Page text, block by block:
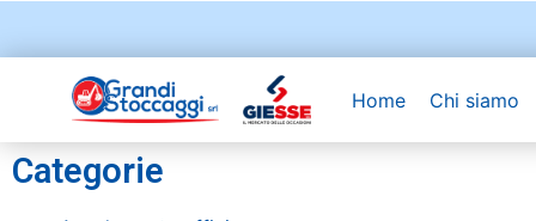
Home Chi siamo
Categorie